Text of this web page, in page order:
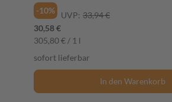
-10%
UVP: 33,94 €
30,58 €
305,80 € / 1 l
sofort lieferbar
In den Warenkorb